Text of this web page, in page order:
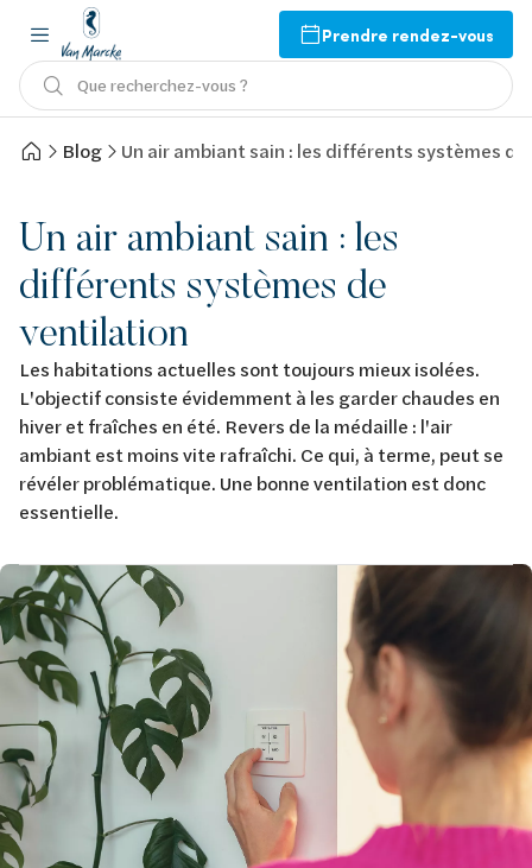
Prendre rendez-vous
Que recherchez-vous ?
Blog Un air ambiant sain : les différents systèmes
Un air ambiant sain : les
différents systèmes de
ventilation
Les habitations actuelles sont toujours mieux isolées.
L'objectif consiste évidemment à les garder chaudes en
hiver et fraîches en été. Revers de la médaille : l'air
ambiant est moins vite rafraîchi. Ce qui, à terme, peut se
révéler problématique. Une bonne ventilation est donc
essentielle.
Afbeelding